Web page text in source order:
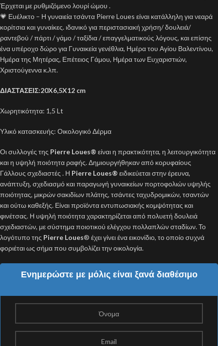
Έρχεται με ρυθμιζόμενο λουρί ώμου .
💗 Ευέλικτο – Η γυναιεία τσάντα Pierre Loues είναι κατάλληλη για νεαρά
κορίτσια και γυναίκες. ιδανικό για περιστασιακή χρήση/ δουλειά/
ραντεβού / πάρτι / γάμο / ταξίδια / επαγγελματικούς λόγους, και επίσης
ένα υπέροχο δώρο για Γυναικεία γενέθλια, Ημέρα του Αγίου Βαλεντίνου,
Ημέρα της Μητέρας, Επέτειος Γάμου, Ημέρα των Ευχαριστιών,
Χριστούγεννα κ.λπ.
ΔΙΑΣΤΑΣΕΙΣ:20X6,5X12 cm
Χωρητικότητα: 1,5 Lt
Υλικό κατασκευής: Οικολογικό Δέρμα
Οι συλλογές της Pierre Loues® είναι η πρακτικότητα, η λειτουργικότητα
και η υψηλή ποιότητα ραφής. Δημιουργήθηκαν από κορυφαίους
Γάλλους σχεδιαστές . Η Pierre Loues® ειδικεύεται στην έρευνα,
ανάπτυξη, σχεδιασμό και παραγωγή γυναικείων πορτοφολιών υψηλής
ποιότητας, μικρών σακιδίων πλάτης, τσάντες ταχυδρομικών, τσαντών
και ούτω καθεξής. Είναι προϊόντα εντυπωσιακής κομψότητας και
φινέτσας. Η υψηλή ποιότητα χαρακτηρίζεται από πολυετή δουλειά
σχεδιαστών, με σύστημα ποιοτικού ελέγχου πολλαπλών σταδίων. Το
λογότυπο της Pierre Loues® έχει γίνει ένα εικονίδιο, το οποίο συχνά
φοριέται ως σήμα που συμβολίζει την οικολογία.
Ενημερώστε με μόλις είναι ξανά διαθέσιμο